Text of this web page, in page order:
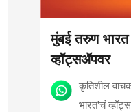
मुंबई तरुण
व्हॉट्सॲपवर
कृतिशील
भारत'चं